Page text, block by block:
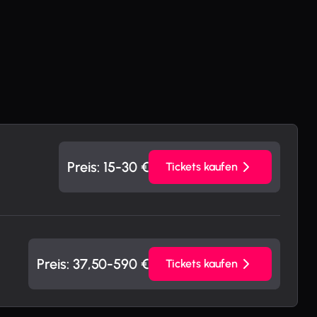
Preis: 15-30 € Tickets kaufen
Preis: 37,50-590 € Tickets kaufen